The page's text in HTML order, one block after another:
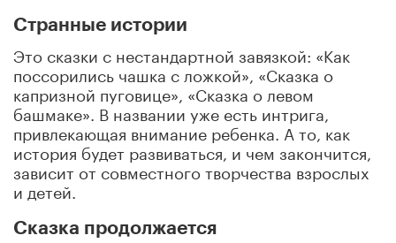
Странные истории
Это сказки с нестандартной завязкой: «Как
поссорились чашка с ложкой», «Сказка о
капризной пуговице», «Сказка о левом
башмаке». В названии уже есть интрига,
привлекающая внимание ребенка. А то, как
история будет развиваться, и чем закончится,
зависит от совместного творчества взрослых
и детей.
Сказка продолжается